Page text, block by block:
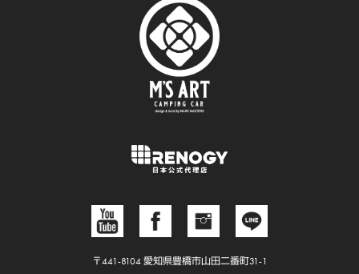
〒441-8104 愛知県豊橋市山田二番町31-1